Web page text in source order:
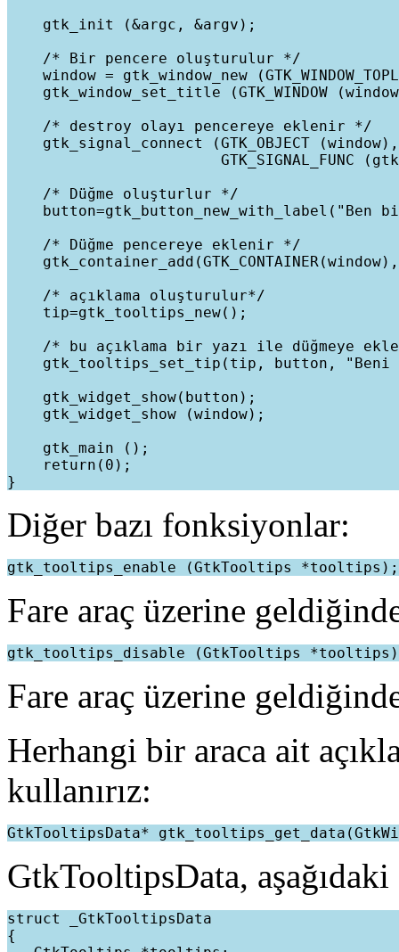
    gtk_init (&argc, &argv);
    /* Bir pencere oluşturulur */
window = gtk_window_new
gtk_window_set_title (GTK_WINDOW
    /* destroy olayı pencereye eklenir */
gtk_signal_connect (GTK_OBJECT
GTK_SIGNAL_FUNC
    /* Düğme oluşturlur */
button=gtk_button_new_with_label("Ben
    /* Düğme pencereye eklenir */
    /* açıklama oluşturulur*/
    tip=gtk_tooltips_new();
/* bu açıklama bir yazı ile düğmeye
gtk_tooltips_set_tip(tip, button, "Beni
    gtk_widget_show(button);
    gtk_widget_show (window);
    gtk_main ();
    return(0);
Diğer bazı fonksiyonlar:
Fare araç üzerine
Fare araç üzerine
Herhangi bir araca ait
kullanırız:
GtkTooltipsData,
struct _GtkTooltipsData
{